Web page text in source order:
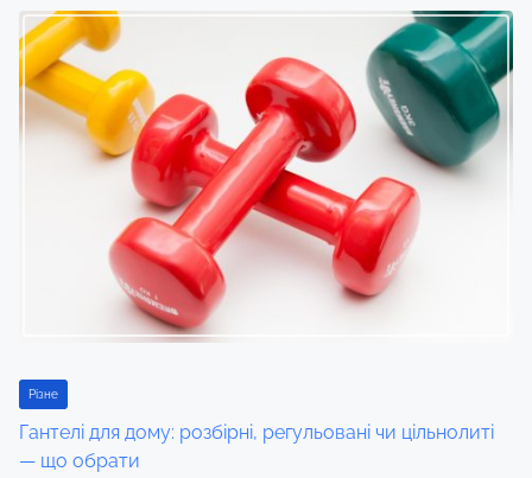
Різне
Гантелі для дому: розбірні, регульовані чи цільнолиті
— що обрати